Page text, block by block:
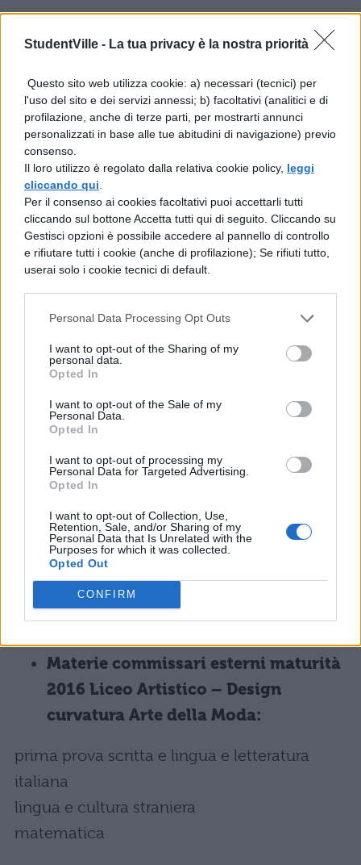
StudentVille - La tua privacy è la nostra priorità
Questo sito web utilizza cookie: a) necessari (tecnici) per
l'uso del sito e dei servizi annessi; b) facoltativi (analitici e di
profilazione, anche di terze parti, per mostrarti annunci
personalizzati in base alle tue abitudini di navigazione) previo
consenso.
Il loro utilizzo è regolato dalla relativa cookie policy, leggi
cliccando qui
Per il consenso ai cookies facoltativi puoi accettarli tutti
cliccando sul bottone Accetta tutti qui di seguito. Cliccando su
Gestisci opzioni è possibile accedere al pannello di controllo
e rifiutare tutti i cookie (anche di profilazione); Se rifiuti tutto,
userai solo i cookie tecnici di default.
Personal Data Processing Opt Outs
I want to opt-out of the Sharing of my
personal data.
Opted In
I want to opt-out of the Sale of my
Personal Data.
Opted In
I want to opt-out of processing my
Personal Data for Targeted Advertising.
Opted In
I want to opt-out of Collection, Use,
Retention, Sale, and/or Sharing of my
Personal Data that Is Unrelated with the
Purposes for which it was collected.
Opted Out
CONFIRM
2016 Liceo Artistico – Design
curvatura Arte della ceramica:
prima prova scritta e lingua e letteratura
italiana
lingua e cultura straniera
matematica
Materie commissari esterni maturità
2016 Liceo Artistico – Design
curvatura Industria:
italiana
lingua e cultura straniera
matematica
Materie commissari esterni maturità
2016 Liceo Artistico – Design
prima prova scritta e lingua e letteratura
italiana
lingua e cultura straniera
matematica
Materie commissari esterni maturità
2016 Liceo Artistico – Design
curvatura Arte della Moda:
prima prova scritta e lingua e letteratura
italiana
lingua e cultura straniera
matematica